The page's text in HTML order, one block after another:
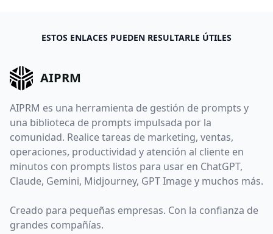
ESTOS ENLACES PUEDEN RESULTARLE ÚTILES
AIPRM
AIPRM es una herramienta de gestión de prompts y
una biblioteca de prompts impulsada por la
comunidad. Realice tareas de marketing, ventas,
operaciones, productividad y atención al cliente en
minutos con prompts listos para usar en ChatGPT,
Claude, Gemini, Midjourney, GPT Image y muchos más.
Creado para pequeñas empresas. Con la confianza de
grandes compañías.